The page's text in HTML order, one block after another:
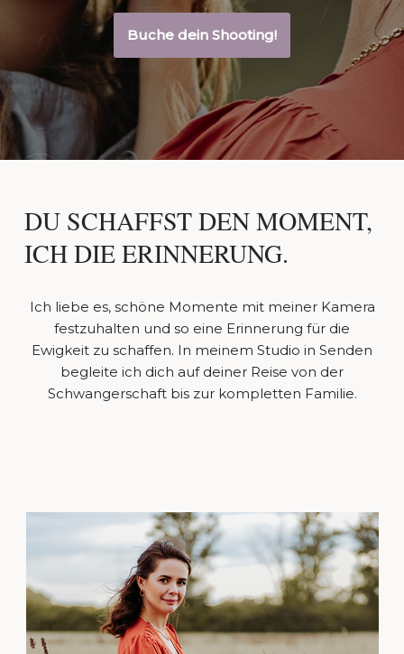
Buche dein Shooting!
DU SCHAFFST DEN MOMENT,
ICH DIE ERINNERUNG.
Ich liebe es, schöne Momente mit meiner Kamera
festzuhalten und so eine Erinnerung für die
Ewigkeit zu schaffen. In meinem Studio in Senden
begleite ich dich auf deiner Reise von der
Schwangerschaft bis zur kompletten Familie.